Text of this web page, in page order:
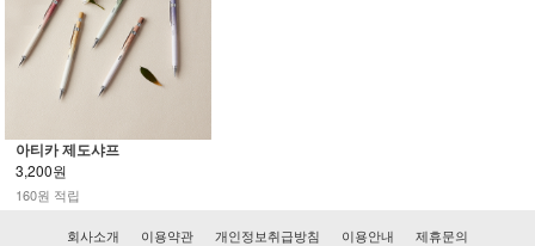
아티카 제도샤프
3,200원
160원 적립
회사소개 이용약관 개인정보취급방침 이용안내 제휴문의